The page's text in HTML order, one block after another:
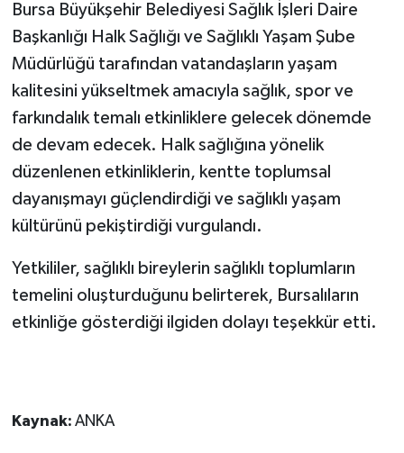
Bursa Büyükşehir Belediyesi Sağlık İşleri Daire
Başkanlığı Halk Sağlığı ve Sağlıklı Yaşam Şube
Müdürlüğü tarafından vatandaşların yaşam
kalitesini yükseltmek amacıyla sağlık, spor ve
farkındalık temalı etkinliklere gelecek dönemde
de devam edecek. Halk sağlığına yönelik
düzenlenen etkinliklerin, kentte toplumsal
dayanışmayı güçlendirdiği ve sağlıklı yaşam
kültürünü pekiştirdiği vurgulandı.
Yetkililer, sağlıklı bireylerin sağlıklı toplumların
temelini oluşturduğunu belirterek, Bursalıların
etkinliğe gösterdiği ilgiden dolayı teşekkür etti.
Kaynak: ANKA